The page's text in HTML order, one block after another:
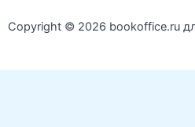
Copyright © 2026 bookoffice.ru